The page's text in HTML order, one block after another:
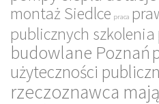
montaż Siedlce praca
publicznych szkolenia
budowlane Poznań
użyteczności
rzeczoznawca